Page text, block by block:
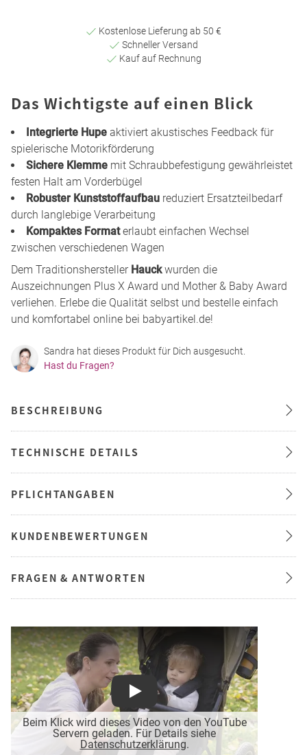
Kostenlose Lieferung ab 50 €
Schneller Versand
Kauf auf Rechnung
Das Wichtigste auf einen Blick
Integrierte Hupe aktiviert akustisches Feedback für
spielerische Motorikförderung
Sichere Klemme mit Schraubbefestigung gewährleistet
festen Halt am Vorderbügel
Robuster Kunststoffaufbau reduziert Ersatzteilbedarf
durch langlebige Verarbeitung
Kompaktes Formaterlaubt einfachen Wechsel
zwischen verschiedenen Wagen
Dem Traditionshersteller Hauckwurden die
Auszeichnungen Plus X Award und Mother & Baby Award
verliehen. Erlebe die Qualität selbst und bestelle einfach
und komfortabel online bei babyartikel.de!
Sandra hat dieses Produkt für Dich ausgesucht.
Hast du Fragen?
BESCHREIBUNG
TECHNISCHE DETAILS
PFLICHTANGABEN
KUNDENBEWERTUNGEN
FRAGEN & ANTWORTEN
Beim Klick wird dieses Video von den YouTube
Servern geladen. Für Details siehe
Datenschutzerklärung.
Play